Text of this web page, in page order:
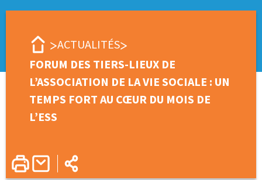
ACTUALITÉS
FORUM DES TIERS-LIEUX DE
L’ASSOCIATION DE LA VIE SOCIALE : UN
TEMPS FORT AU CŒUR DU MOIS DE
L’ESS